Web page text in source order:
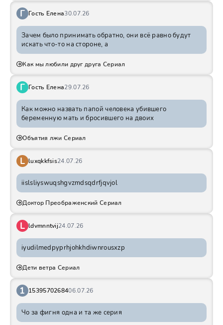
Г Гость Елена30.07.26
Зачем было принимать обратно, они всё равно будут
искать что-то на стороне, а
Как мы любили друг друга Сериал
Г Гость Елена29.07.26
Как можно назвать папой человека убившего
беременную мать и бросившего на двоих
Объятия лжи Сериал
L luxqkkfsis24.07.26
iislsliyswuqshgvzmdsqdrfjqvjol
Доктор Преображенский Сериал
L ldvmnntvij24.07.26
iyudilmedpyprhjohkhdiwnrousxzp
Дети ветра Сериал
1 1539570268406.07.26
Чо за фигня одна и та же серия